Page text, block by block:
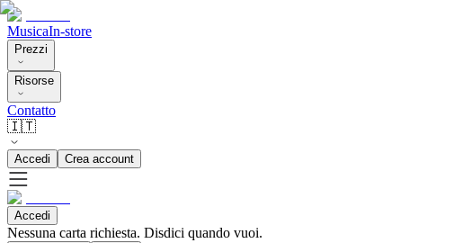
MusicaIn-store
Prezzi
Risorse
Contatto
🇮🇹
Accedi Crea account
Accedi
Nessuna carta richiesta. Disdici quando vuoi.